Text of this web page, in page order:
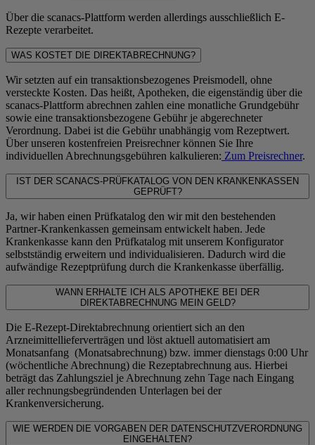
Über die scanacs-Plattform werden allerdings ausschließlich E-
Rezepte verarbeitet.
WAS KOSTET DIE DIREKTABRECHNUNG?
Wir setzten auf ein transaktionsbezogenes Preismodell, ohne
versteckte Kosten. Das heißt, Apotheken, die eigenständig über die
scanacs-Plattform abrechnen zahlen eine monatliche Grundgebühr
sowie eine transaktionsbezogene Gebühr je abgerechneter
Verordnung. Dabei ist die Gebühr unabhängig vom Rezeptwert.
Über unseren kostenfreien Preisrechner können Sie Ihre
individuellen Abrechnungsgebühren kalkulieren: Zum Preisrechner.
IST DER SCANACS-PRÜFKATALOG VON DEN KRANKENKASSEN
GEPRÜFT?
Ja, wir haben einen Prüfkatalog den wir mit den bestehenden
Partner-Krankenkassen gemeinsam entwickelt haben. Jede
Krankenkasse kann den Prüfkatalog mit unserem Konfigurator
selbstständig erweitern und individualisieren. Dadurch wird die
aufwändige Rezeptprüfung durch die Krankenkasse überfällig.
WANN ERHALTE ICH ALS APOTHEKE BEI DER
DIREKTABRECHNUNG MEIN GELD?
Die E-Rezept-Direktabrechnung orientiert sich an den
Arzneimittellieferverträgen und löst aktuell automatisiert am
Monatsanfang (Monatsabrechnung) bzw. immer dienstags 0:00 Uhr
(wöchentliche Abrechnung) die Rezeptabrechnung aus. Hierbei
beträgt das Zahlungsziel je Abrechnung zehn Tage nach Eingang
aller rechnungsbegründenden Unterlagen bei der
Krankenversicherung.
WIE WERDEN DIE VORGABEN DER DATENSCHUTZVERORDNUNG
EINGEHALTEN?